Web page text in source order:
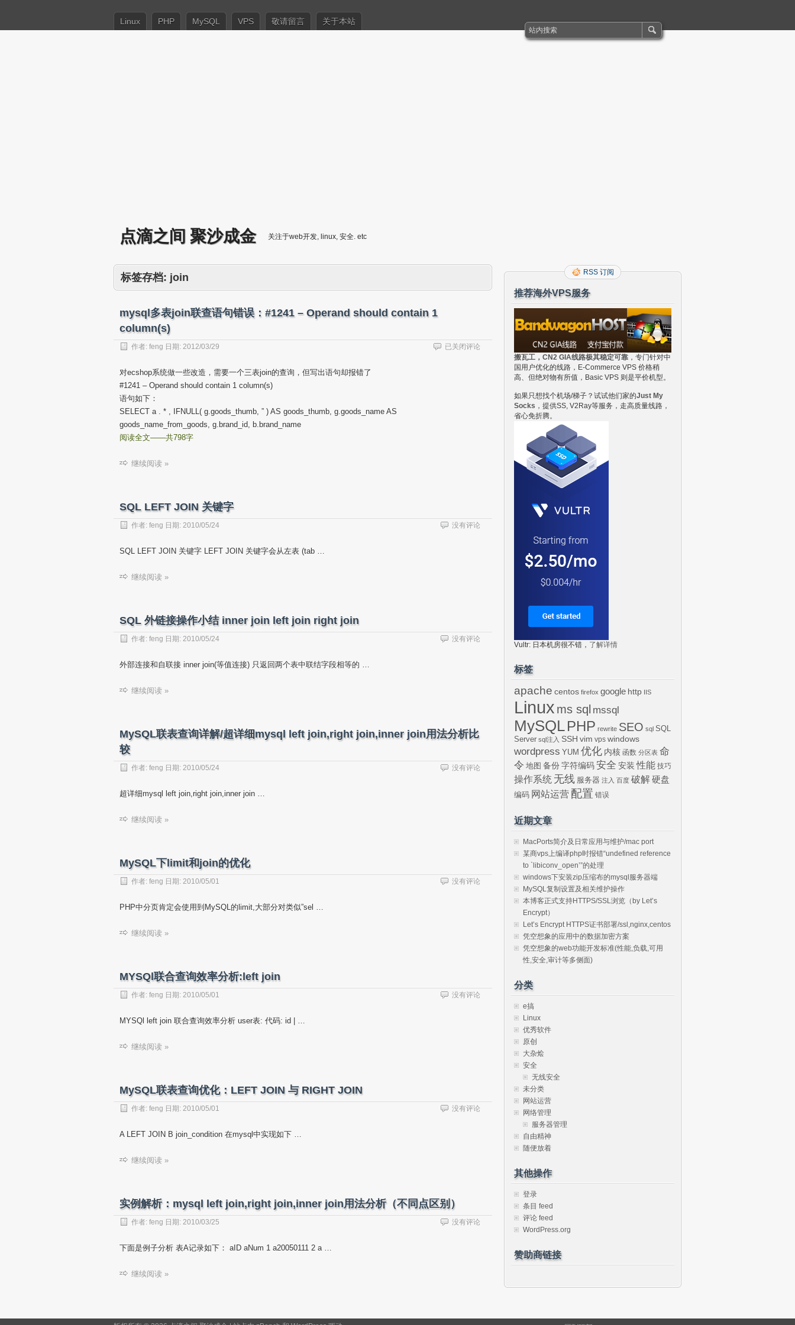
Linux PHP MySQL VPS 敬请留言 关于本站
点滴之间 聚沙成金 关注于web开发, linux, 安全. etc
标签存档: join
mysql多表join联查语句错误：#1241 – Operand should contain 1
column(s)
作者: feng 日期: 2012/03/29
mysql
column(s)
已关闭评论
对ecshop系统做一些改造，需要一个三表join的查询，但写出语句却报错了
#1241 – Operand should contain 1 column(s)
语句如下：
SELECT a . * , IFNULL( g.goods_thumb, ” ) AS goods_thumb, g.goods_name AS
goods_name_from_goods, g.brand_id, b.brand_name
阅读全文——共798字
继续阅读 »
SQL LEFT JOIN 关键字
作者: feng 日期: 2010/05/24 没有评论
SQL LEFT JOIN 关键字 LEFT JOIN 关键字会从左表 (tab …
继续阅读 »
SQL 外链接操作小结 inner join left join right join
作者: feng 日期: 2010/05/24 没有评论
外部连接和自联接 inner join(等值连接) 只返回两个表中联结字段相等的 …
继续阅读 »
MySQL联表查询详解/超详细mysql left join,right join,inner join用法分析比
较
作者: feng 日期: 2010/05/24 没有评论
超详细mysql left join,right join,inner join …
继续阅读 »
MySQL下limit和join的优化
作者: feng 日期: 2010/05/01 没有评论
PHP中分页肯定会使用到MySQL的limit,大部分对类似”sel …
继续阅读 »
MYSQl联合查询效率分析:left join
作者: feng 日期: 2010/05/01 没有评论
MYSQl left join 联合查询效率分析 user表: 代码: id | …
继续阅读 »
MySQL联表查询优化：LEFT JOIN 与 RIGHT JOIN
作者: feng 日期: 2010/05/01 没有评论
A LEFT JOIN B join_condition 在mysql中实现如下 …
继续阅读 »
实例解析：mysql left join,right join,inner join用法分析（不同点区别）
作者: feng 日期: 2010/03/25 没有评论
下面是例子分析 表A记录如下： aID aNum 1 a20050111 2 a …
继续阅读 »
RSS 订阅
推荐海外VPS服务
搬瓦工，CN2 GIA线路极其稳定可靠 ，专门针对中
国用户优化的线路，E-Commerce VPS 价格稍
高、但绝对物有所值，Basic VPS 则是平价机型。
如果只想找个机场/梯子？试试他们家的Just My
Socks ，提供SS, V2Ray等服务，走高质量线路，
省心免折腾。
Vultr: 日本机房很不错， 了解详情
标签
apache centos firefox google http IIS
Linux ms sql mssql
MySQLPHP rewrite SEO sql SQL
Server sql注入 SSH vim vps windows
wordpress YUM 优化 内核 函数 分区表 命
令 地图 备份 字符编码 安全 安装 性能 技巧
操作系统 无线 服务器 注入 百度 破解硬盘
编码 网站运营 配置 错误
近期文章
MacPorts简介及日常应用与维护/mac port
某商vps上编译php时报错“undefined reference
to `libiconv_open’”的处理
windows下安装zip压缩布的mysql服务器端
MySQL复制设置及相关维护操作
本博客正式支持HTTPS/SSL浏览（by Let’s
Encrypt）
Let’s Encrypt HTTPS证书部署/ssl,nginx,centos
凭空想象的应用中的数据加密方案
凭空想象的web功能开发标准(性能,负载,可用
性,安全,审计等多侧面)
分类
e搞
Linux
优秀软件
原创
大杂烩
安全
无线安全
未分类
网站运营
网络管理
服务器管理
自由精神
随便放着
其他操作
登录
条目 feed
评论 feed
WordPress.org
赞助商链接